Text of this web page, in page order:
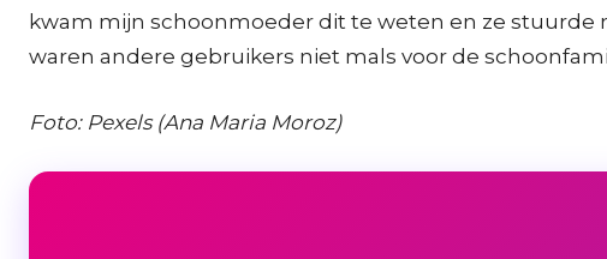
kwam mijn schoonmoeder dit te weten en ze stuurde
waren andere gebruikers niet mals voor de
Foto: Pexels (Ana Maria Moroz)